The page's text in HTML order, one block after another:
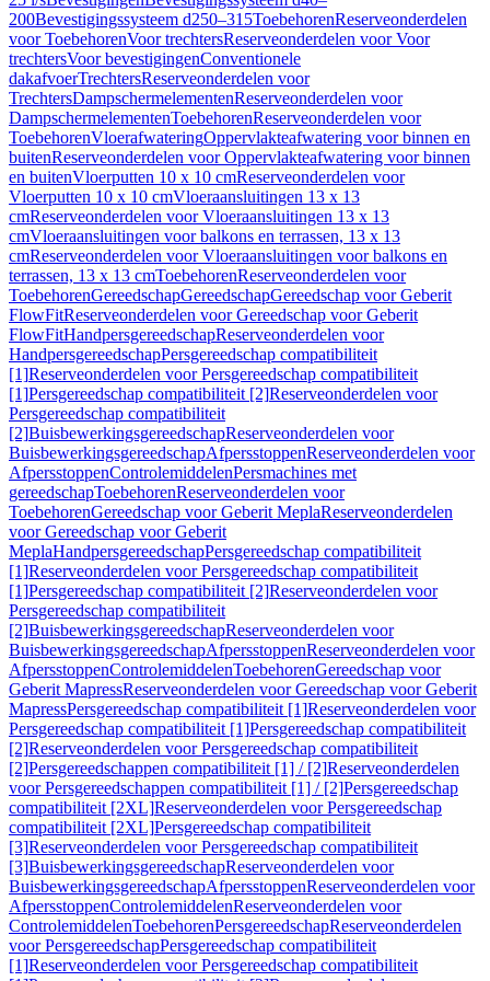
200Bevestigingssysteem d250–315ToebehorenReserveonderdelen
voor ToebehorenVoor trechtersReserveonderdelen voor Voor
trechtersVoor bevestigingenConventionele
dakafvoerTrechtersReserveonderdelen voor
TrechtersDampschermelementenReserveonderdelen voor
DampschermelementenToebehorenReserveonderdelen voor
ToebehorenVloerafwateringOppervlakteafwatering voor binnen en
buitenReserveonderdelen voor Oppervlakteafwatering voor binnen
en buitenVloerputten 10 x 10 cmReserveonderdelen voor
Vloerputten 10 x 10 cmVloeraansluitingen 13 x 13
cmReserveonderdelen voor Vloeraansluitingen 13 x 13
cmVloeraansluitingen voor balkons en terrassen, 13 x 13
cmReserveonderdelen voor Vloeraansluitingen voor balkons en
terrassen, 13 x 13 cmToebehorenReserveonderdelen voor
ToebehorenGereedschapGereedschapGereedschap voor Geberit
FlowFitReserveonderdelen voor Gereedschap voor Geberit
FlowFitHandpersgereedschapReserveonderdelen voor
HandpersgereedschapPersgereedschap compatibiliteit
[1]Reserveonderdelen voor Persgereedschap compatibiliteit
[1]Persgereedschap compatibiliteit [2]Reserveonderdelen voor
Persgereedschap compatibiliteit
[2]BuisbewerkingsgereedschapReserveonderdelen voor
BuisbewerkingsgereedschapAfpersstoppenReserveonderdelen voor
AfpersstoppenControlemiddelenPersmachines met
gereedschapToebehorenReserveonderdelen voor
ToebehorenGereedschap voor Geberit MeplaReserveonderdelen
voor Gereedschap voor Geberit
MeplaHandpersgereedschapPersgereedschap compatibiliteit
[1]Reserveonderdelen voor Persgereedschap compatibiliteit
[1]Persgereedschap compatibiliteit [2]Reserveonderdelen voor
Persgereedschap compatibiliteit
[2]BuisbewerkingsgereedschapReserveonderdelen voor
BuisbewerkingsgereedschapAfpersstoppenReserveonderdelen voor
AfpersstoppenControlemiddelenToebehorenGereedschap voor
Geberit MapressReserveonderdelen voor Gereedschap voor Geberit
MapressPersgereedschap compatibiliteit [1]Reserveonderdelen voor
Persgereedschap compatibiliteit [1]Persgereedschap compatibiliteit
[2]Reserveonderdelen voor Persgereedschap compatibiliteit
[2]Persgereedschappen compatibiliteit [1] / [2]Reserveonderdelen
voor Persgereedschappen compatibiliteit [1] / [2]Persgereedschap
compatibiliteit [2XL]Reserveonderdelen voor Persgereedschap
compatibiliteit [2XL]Persgereedschap compatibiliteit
[3]Reserveonderdelen voor Persgereedschap compatibiliteit
[3]BuisbewerkingsgereedschapReserveonderdelen voor
BuisbewerkingsgereedschapAfpersstoppenReserveonderdelen voor
AfpersstoppenControlemiddelenReserveonderdelen voor
ControlemiddelenToebehorenPersgereedschapReserveonderdelen
voor PersgereedschapPersgereedschap compatibiliteit
[1]Reserveonderdelen voor Persgereedschap compatibiliteit